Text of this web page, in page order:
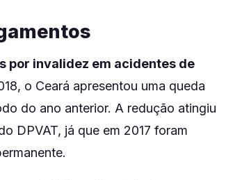
por invalidez em acidentes de
o Ceará apresentou uma queda
do ano anterior. A redução atingiu
DPVAT, já que em 2017 foram